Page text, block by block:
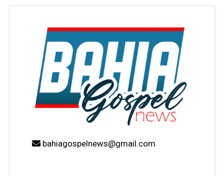
bahiagospelnews@gmail.com